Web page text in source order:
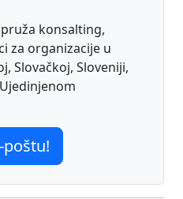
konsalting,
za organizacije u
Slovačkoj, Sloveniji,
poštu!